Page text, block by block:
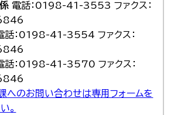
電話：0198-41-3553 ファクス：
話：0198-41-3554 ファクス：
話：0198-41-3570 ファクス：
へのお問い合わせは専用フォームを
。